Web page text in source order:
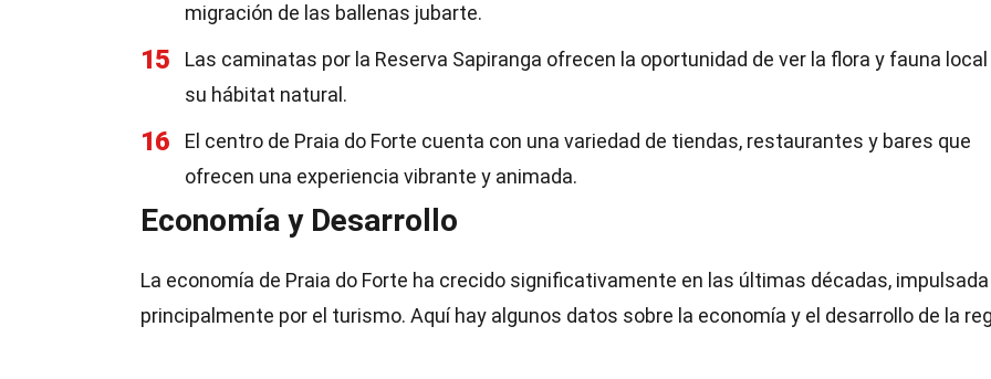
migración de las ballenas jubarte.
15
Las caminatas por la Reserva Sapiranga ofrecen la oportunidad de ver la flora y fauna local
su hábitat natural.
16
El centro de Praia do Forte cuenta con una variedad de tiendas, restaurantes y bares que
ofrecen una experiencia vibrante y animada.
Economía y Desarrollo
La economía de Praia do Forte ha crecido significativamente en las últimas décadas, impulsada
principalmente por el turismo. Aquí hay algunos datos sobre la economía y el desarrollo de la